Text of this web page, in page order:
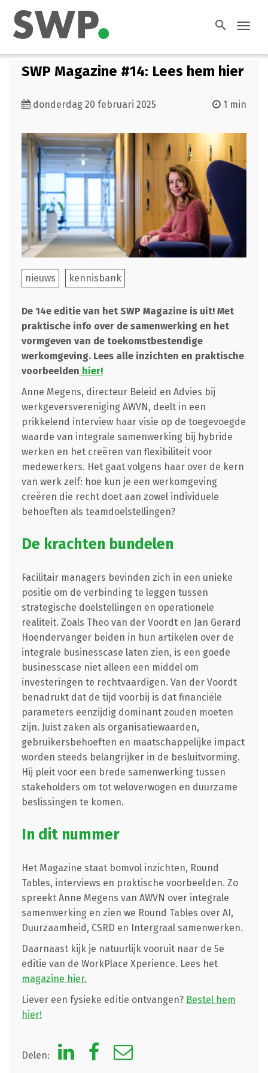
search
SWP Magazine #14: Lees hem hier
donderdag 20 februari 2025 1 min
nieuws kennisbank
De 14e editie van het SWP Magazine is uit! Met
praktische info over de samenwerking en het
vormgeven van de toekomstbestendige
werkomgeving. Lees alle inzichten en praktische
voorbeelden hier!
Anne Megens, directeur Beleid en Advies bij
werkgeversvereniging AWVN, deelt in een
prikkelend interview haar visie op de toegevoegde
waarde van integrale samenwerking bij hybride
werken en het creëren van flexibiliteit voor
medewerkers. Het gaat volgens haar over de kern
van werk zelf: hoe kun je een werkomgeving
creëren die recht doet aan zowel individuele
behoeften als teamdoelstellingen?
De krachten bundelen
Facilitair managers bevinden zich in een unieke
positie om de verbinding te leggen tussen
strategische doelstellingen en operationele
realiteit. Zoals Theo van der Voordt en Jan Gerard
Hoendervanger beiden in hun artikelen over de
integrale businesscase laten zien, is een goede
businesscase niet alleen een middel om
investeringen te rechtvaardigen. Van der Voordt
benadrukt dat de tijd voorbij is dat financiële
parameters eenzijdig dominant zouden moeten
zijn. Juist zaken als organisatiewaarden,
gebruikersbehoeften en maatschappelijke impact
worden steeds belangrijker in de besluitvorming.
Hij pleit voor een brede samenwerking tussen
stakeholders om tot weloverwogen en duurzame
beslissingen te komen.
In dit nummer
Het Magazine staat bomvol inzichten, Round
Tables, interviews en praktische voorbeelden. Zo
spreekt Anne Megens van AWVN over integrale
samenwerking en zien we Round Tables over AI,
Duurzaamheid, CSRD en Intergraal samenwerken.
Daarnaast kijk je natuurlijk vooruit naar de 5e
editie van de WorkPlace Xperience. Lees het
magazine hier.
Liever een fysieke editie ontvangen? Bestel hem
hier!
Delen: